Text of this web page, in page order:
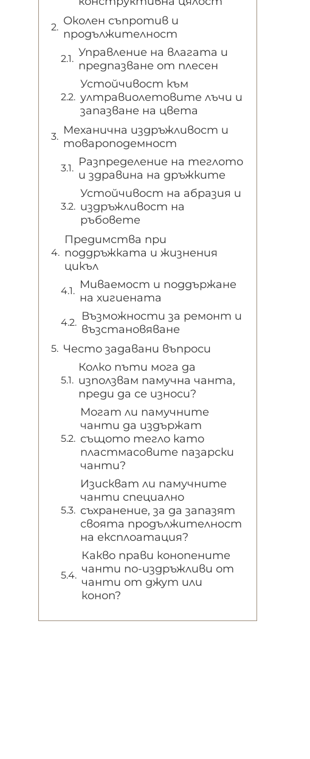
Околен съпротив и
продължителност
Управление на влагата и
предпазване от плесен
Устойчивост към
ултравиолетовите лъчи и
запазване на цвета
Механична издръжливост и
товароподемност
Разпределение на теглото
и здравина на дръжките
Устойчивост на абразия и
издръжливост на
ръбовете
Предимства при
поддръжката и жизнения
цикъл
Миваемост и поддържане
на хигиената
Възможности за ремонт и
възстановяване
Често задавани въпроси
Колко пъти мога да
използвам памучна чанта,
преди да се износи?
Могат ли памучните
чанти да издържат
същото тегло като
пластмасовите пазарски
чанти?
Изискват ли памучните
чанти специално
съхранение, за да запазят
своята продължителност
на експлоатация?
Какво прави конопените
чанти по-издръжливи от
чанти от джут или
коноп?